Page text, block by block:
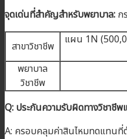
จุดเด่นที่สำคัญสำหรับพยาบาล: ก
สาขาวิชาชีพ
แผน 1N
พยาบาล
วิชาชีพ
Q: ประกันความรับผิดทางวิชาชี
A: ครอบคลุมค่าสินไหมทดแทนที่